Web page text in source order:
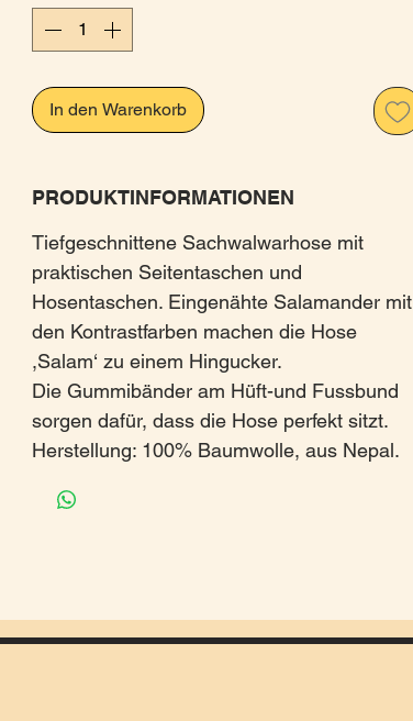
In den Warenkorb
PRODUKTINFORMATIONEN
Tiefgeschnittene Sachwalwarhose mit
praktischen Seitentaschen und
Hosentaschen. Eingenähte Salamander mit
den Kontrastfarben machen die Hose
,Salam‘ zu einem Hingucker.
Die Gummibänder am Hüft-und Fussbund
sorgen dafür, dass die Hose perfekt sitzt.
Herstellung: 100% Baumwolle, aus Nepal.